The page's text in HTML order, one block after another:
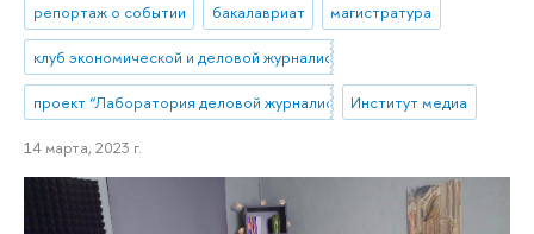
репортаж о событии бакалавриат магистратура
клуб экономической и деловой журналистики
проект “Лаборатория деловой журналистики”Институт медиа
14 марта, 2023 г.